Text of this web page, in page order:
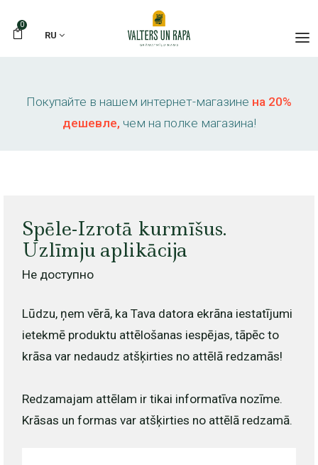
0
RU
Покупайте в нашем интернет-магазине на 20%
дешевле, чем на полке магазина!
Spēle-Izrotā kurmīšus.
Uzlīmju aplikācija
Не доступно
Lūdzu, ņem vērā, ka Tava datora ekrāna iestatījumi
ietekmē produktu attēlošanas iespējas, tāpēc to
krāsa var nedaudz atšķirties no attēlā redzamās!
Redzamajam attēlam ir tikai informatīva nozīme.
Krāsas un formas var atšķirties no attēlā redzamā.